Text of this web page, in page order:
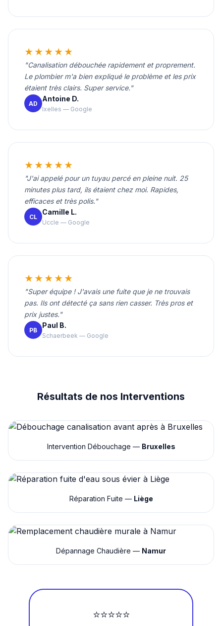
★★★★★
"Canalisation débouchée rapidement et proprement.
Le plombier m'a bien expliqué le problème et les prix
étaient très clairs. Super service."
AD
Antoine D.
Ixelles — Google
★★★★★
"J'ai appelé pour un tuyau percé en pleine nuit. 25
minutes plus tard, ils étaient chez moi. Rapides,
efficaces et très polis."
CL
Camille L.
Uccle — Google
★★★★★
"Super équipe ! J'avais une fuite que je ne trouvais
pas. Ils ont détecté ça sans rien casser. Très pros et
prix justes."
PB
Paul B.
Schaerbeek — Google
Résultats de nos Interventions
Intervention Débouchage — Bruxelles
Réparation Fuite — Liège
Dépannage Chaudière — Namur
⭐⭐⭐⭐⭐